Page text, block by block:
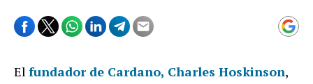
El fundador de Cardano, Charles Hoskinson,